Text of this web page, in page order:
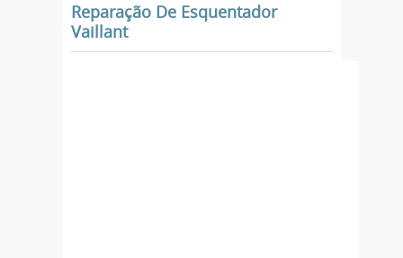
Reparação De Esquentador
Vaillant